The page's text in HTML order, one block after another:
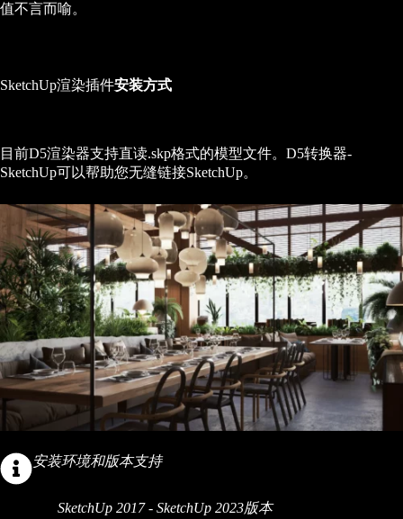
值不言而喻。
SketchUp渲染插件安装方式
目前D5渲染器支持直读.skp格式的模型文件。D5转换器-
SketchUp可以帮助您无缝链接SketchUp。
安装环境和版本支持
SketchUp 2017 - SketchUp 2023版本